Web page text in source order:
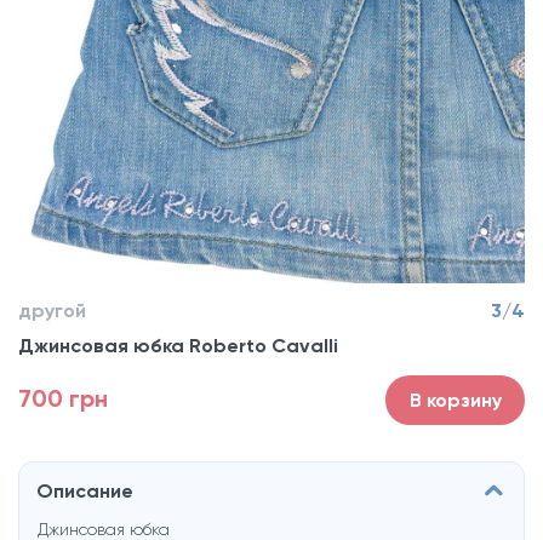
другой
3/4
Джинсовая юбка Roberto Cavalli
700 грн В корзину
Описание
Джинсовая юбка